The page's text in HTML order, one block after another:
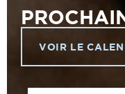
VOIR LE